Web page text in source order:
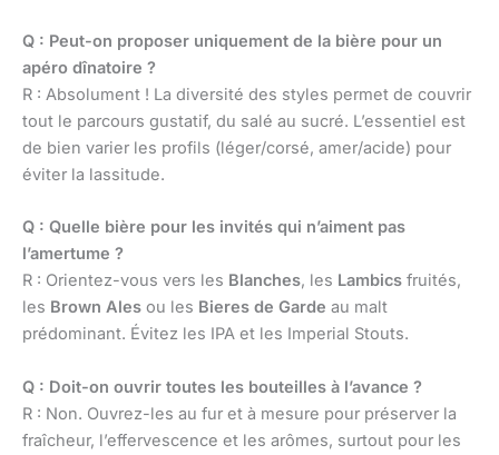
Q : Peut-on proposer uniquement de la bière pour un
apéro dînatoire ?
R : Absolument ! La diversité des styles permet de couvrir
tout le parcours gustatif, du salé au sucré. L’essentiel est
de bien varier les profils (léger/corsé, amer/acide) pour
éviter la lassitude.
Q : Quelle bière pour les invités qui n’aiment pas
l’amertume ?
R : Orientez-vous vers les Blanches, les Lambics fruités,
les Brown Ales ou les Bieres de Garde au malt
prédominant. Évitez les IPA et les Imperial Stouts.
Q : Doit-on ouvrir toutes les bouteilles à l’avance ?
R : Non. Ouvrez-les au fur et à mesure pour préserver la
fraîcheur, l’effervescence et les arômes, surtout pour les